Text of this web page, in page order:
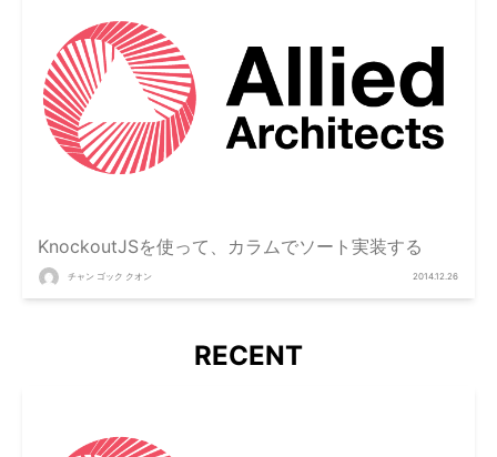
KnockoutJSを使って、カラムでソート実装する
チャン ゴック クオン 2014.12.26
RECENT